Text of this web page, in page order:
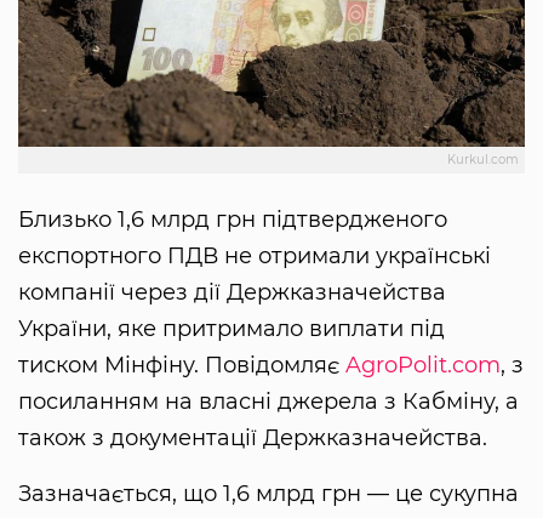
Kurkul.com
Близько 1,6 млрд грн підтвердженого
експортного ПДВ не отримали українські
компанії через дії Держказначейства
України, яке притримало виплати під
тиском Мінфіну. Повідомляє AgroPolit.com, з
посиланням на власні джерела з Кабміну, а
також з документації Держказначейства.
Зазначається, що 1,6 млрд грн — це сукупна